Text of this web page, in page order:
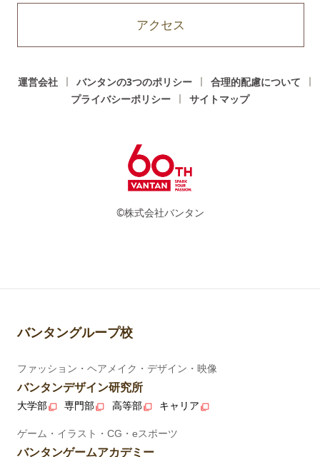
アクセス
運営会社 バンタンの3つのポリシー
合理的配慮について
プライバシーポリシー
サイトマップ
©株式会社バンタン
バンタングループ校
ファッション・ヘアメイク・デザイン・映像
バンタンデザイン研究所
大学部 専門部 高等部 キャリア
ゲーム・イラスト・CG・eスポーツ
バンタンゲームアカデミー